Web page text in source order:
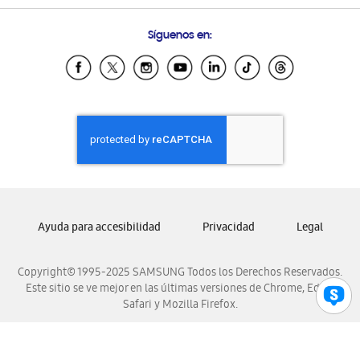
Samsung Ecuador
Samsung El Salvador
Samsung Honduras
Samsung Nicaragua
Samsung Panamá
Samsung Venezuela
Síguenos en:
Copyright© 1995-2025 SAMSUNG Todos los Derechos Reservados.
Este sitio se ve mejor en las últimas versiones de Chrome, Edge,
Safari y Mozilla Firefox.
Ayuda para accesibilidad Privacidad Legal